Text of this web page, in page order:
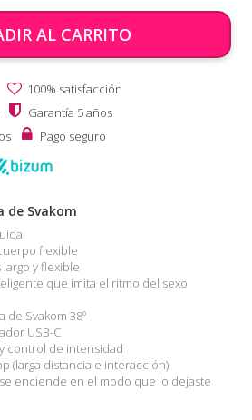
AL CARRITO
100% satisfacción
Garantía 5 años
Pago seguro
de Svakom
flexible
y flexible
que imita el ritmo del sexo
de Svakom 38º
USB-C
control de intensidad
(larga distancia e interacción)
enciende en el modo que lo dejaste